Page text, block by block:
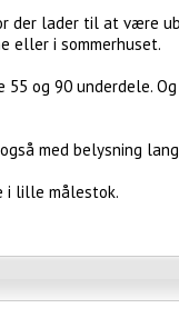
der lader til at være
eller i sommerhuset.
og 90 underdele.
med belysning
i lille målestok.